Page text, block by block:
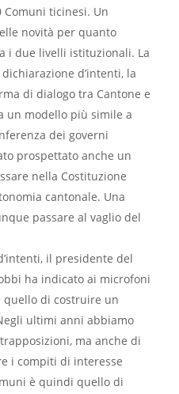
ticinesi. Un
novità per quanto
i due livelli istituzionali. La
d’intenti, la
di dialogo tra Cantone e
un modello più simile a
dei governi
prospettato anche un
nella Costituzione
cantonale. Una
passare al vaglio del
il presidente del
ha indicato ai microfoni
quello di costruire un
ultimi anni abbiamo
ma anche di
i compiti di interesse
è quindi quello di